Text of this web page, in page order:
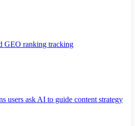
GEO ranking tracking
users ask AI to guide content strategy